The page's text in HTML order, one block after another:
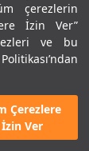
çerezlerin
İzin Ver”
ve bu
Çerezlere
İzin Ver